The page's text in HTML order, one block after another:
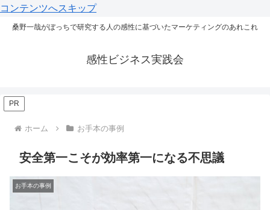
コンテンツへスキップ
桑野一哉がぼっちで研究する人の感性に基づいたマーケティングのあれこれ
感性ビジネス実践会
PR
ホーム お手本の事例
安全第一こそが効率第一になる不思議
お手本の事例